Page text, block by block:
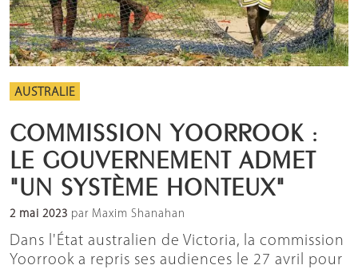
AUSTRALIE
COMMISSION YOORROOK :
LE GOUVERNEMENT ADMET
"UN SYSTÈME HONTEUX"
2 mai 2023 par Maxim Shanahan
Dans l'État australien de Victoria, la commission
Yoorrook a repris ses audiences le 27 avril pour